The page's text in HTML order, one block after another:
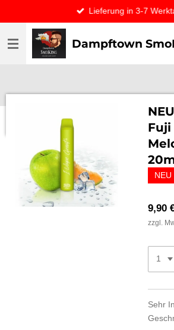
Hauptinhalt
springen
Lieferung in 3-7
Fuji
NEU
9,90
zzgl.
Sehr